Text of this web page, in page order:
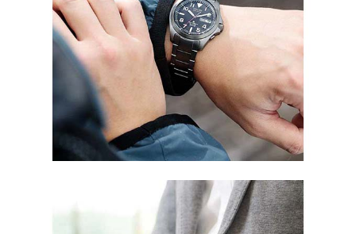
の機能を一体化させた独自技術『パーフェックス』が、磁気
や衝撃によって腕時計の針がズレるのを防ぎます。
インデックスはアラビア数字を採用することで視認性を高
め、また暗い場所でも見やすい夜光仕様です。
ねじロック式のりゅうずは、文目模様を施したミリタリーテ
イスト仕上げ。シンプルな中にも、さりげないアクセントに
なっています。
スポーツシーンでも、タウンユースでもオススメです。